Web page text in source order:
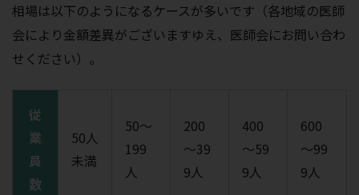
相場は以下のようになるケースが多いです（各地域の医師
会により金額差異がございますゆえ、医師会にお問い合わ
せください）。
従
業
員
数
50人
未満
50～
199
人
200
～39
9人
400
～59
9人
600
～99
9人